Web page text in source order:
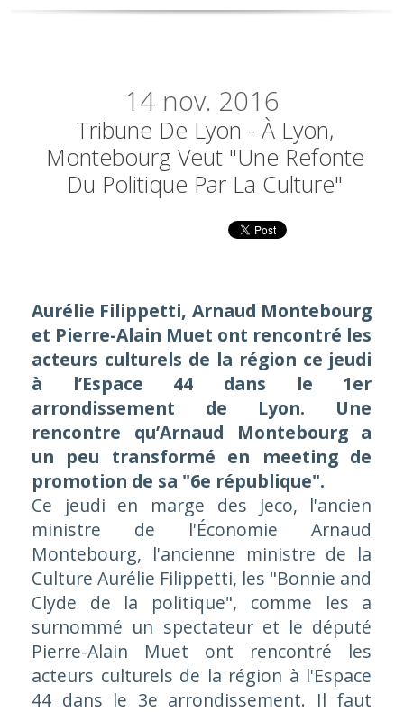
14 nov. 2016
Tribune De Lyon - À Lyon,
Montebourg Veut "une Refonte
Du Politique Par La Culture"
Aurélie Filippetti, Arnaud Montebourg
et Pierre-Alain Muet ont rencontré les
acteurs culturels de la région ce jeudi
à l’Espace 44 dans le 1er
arrondissement de Lyon. Une
rencontre qu’Arnaud Montebourg a
un peu transformé en meeting de
promotion de sa "6e république".
Ce jeudi en marge des Jeco, l'ancien
ministre de l'Économie Arnaud
Montebourg, l'ancienne ministre de la
Culture Aurélie Filippetti, les "Bonnie and
Clyde de la politique", comme les a
surnommé un spectateur et le député
Pierre-Alain Muet ont rencontré les
acteurs culturels de la région à l'Espace
44 dans le 3e arrondissement. Il faut